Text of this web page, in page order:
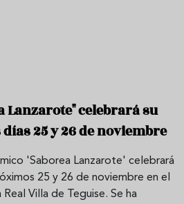
Lanzarote" celebrará su
25 y 26 de noviembre
'Saborea Lanzarote' celebrará
25 y 26 de noviembre en el
Villa de Teguise. Se ha